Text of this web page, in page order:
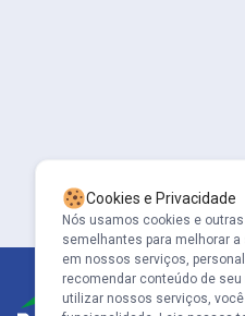
Cookies e Privacidade
Nós usamos cookies e
semelhantes para melhorar a
em nossos serviços,
recomendar conteúdo de
utilizar nossos serviços,